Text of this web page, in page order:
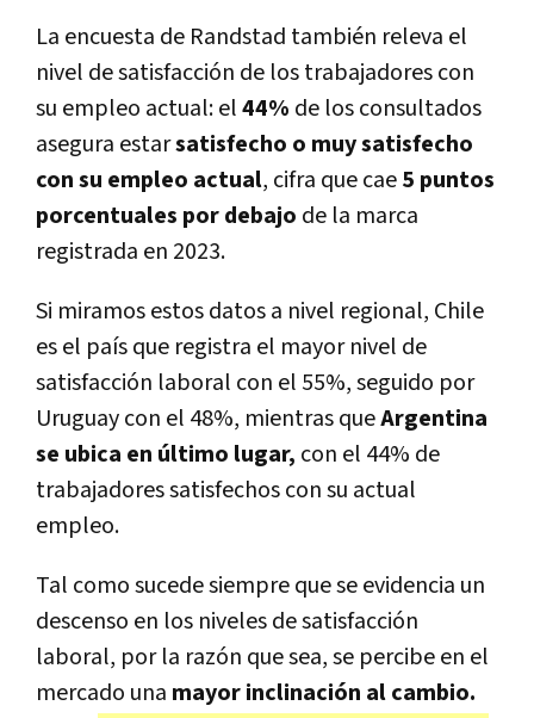
La encuesta de Randstad también releva el
nivel de satisfacción de los trabajadores con
su empleo actual: el44% de los consultados
asegura estarsatisfecho o muy satisfecho
con su empleo actual, cifra que cae5 puntos
porcentuales por debajo de la marca
registrada en 2023.
Si miramos estos datos a nivel regional, Chile
es el país que registra el mayor nivel de
satisfacción laboral con el 55%, seguido por
Uruguay con el 48%, mientras queArgentina
se ubica en último lugar, con el 44% de
trabajadores satisfechos con su actual
empleo.
Tal como sucede siempre que se evidencia un
descenso en los niveles de satisfacción
laboral, por la razón que sea, se percibe en el
mercado una mayor inclinación al cambio.